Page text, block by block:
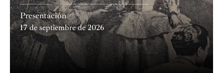
Presentación
17 de septiembre de 2026